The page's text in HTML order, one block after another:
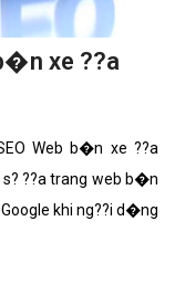
xe ??a
Web b�n xe ??a
??a trang web b�n
khi ng??i d�ng